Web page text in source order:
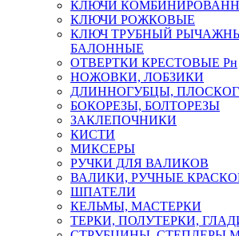
КЛЮЧИ
КЛЮЧИ РОЖКОВЫЕ
КЛЮЧ ТРУБНЫЙ
БАЛОННЫЕ
ОТВЕРТКИ КРЕСТОВЫЕ Рн
НОЖОВКИ, ЛОБЗИКИ
ДЛИННОГУБЦЫ,
БОКОРЕЗЫ, БОЛТОРЕЗЫ
ЗАКЛЕПОЧНИКИ
КИСТИ
МИКСЕРЫ
РУЧКИ ДЛЯ ВАЛИКОВ
ВАЛИКИ, РУЧНЫЕ
ШПАТЕЛИ
КЕЛЬМЫ, МАСТЕРКИ
ТЕРКИ, ПОЛУТЕРКИ,